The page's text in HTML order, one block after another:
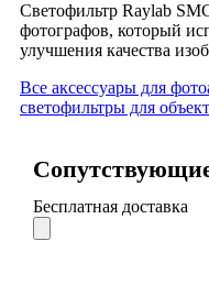
Светофильтр Raylab
фотографов, который
улучшения качества
Все аксессуары для
светофильтры для
Бесплатная доставка